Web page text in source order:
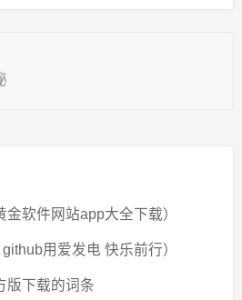
软件网站app大全下载）
用爱发电 快乐前行）
版下载的词条